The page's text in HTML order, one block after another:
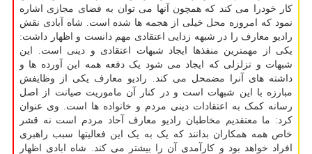
کار خودرا می کند که همچون آنها می توان به فضای مجازی اشاره
نمود که امروزه محل خیلی از هجمه ها شده است. شاه آبادی نقش
رادیو معارف را در شبهه زدایی اعتقادی مهم دانست و اظهار داشت:
یکی از مهمترین منفذها ایجاد شبهات اعتقادی و دینی است. این
شبهات و تزلزلی که ایجاد می شود یک دفعه همه این آورده ها و
داشته های آنرا مضمحل می کند. رادیو معارف یکی از وظایفش
مبارزه با این شبهات است و در کنار آن ماموریت صیانت از اصل
رسانه کمک به اعتقادات دینی مردم و خانواده ها است. وی عنوان
کرد: ما معتقدیم مخاطبان رادیو معارف آحاد مردم است نه قشر
خاص همه همکاران بدانند که یک به یک این فعالیتها سبب راهبری
افراد خواهد بود و کارآمدی آن را بیشتر می کند. شاه ابادی اظهار